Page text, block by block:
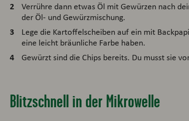
Verrühre dann etwas Öl mit Gewürzen nach
der Öl- und Gewürzmischung.
Lege die Kartoffelscheiben auf ein mit
eine leicht bräunliche Farbe haben.
Gewürzt sind die Chips bereits. Du musst sie
Blitzschnell in der Mikrowelle